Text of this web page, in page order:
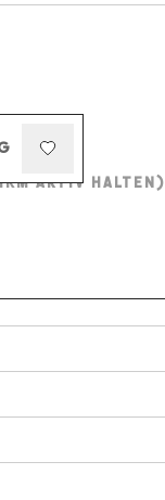
AKTIV HALTEN)